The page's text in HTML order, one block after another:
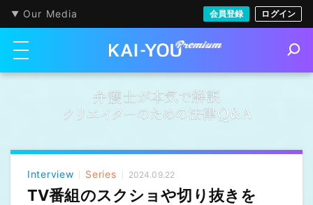
Our Media 会員登録 ログイン
メニューを開く
e
Interview Series 2024.09.22
TV番組のスクショや切り抜きを